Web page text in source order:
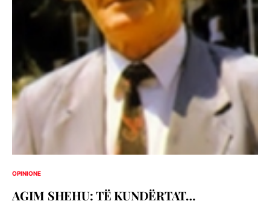
OPINIONE
AGIM SHEHU: TË KUNDËRTAT…